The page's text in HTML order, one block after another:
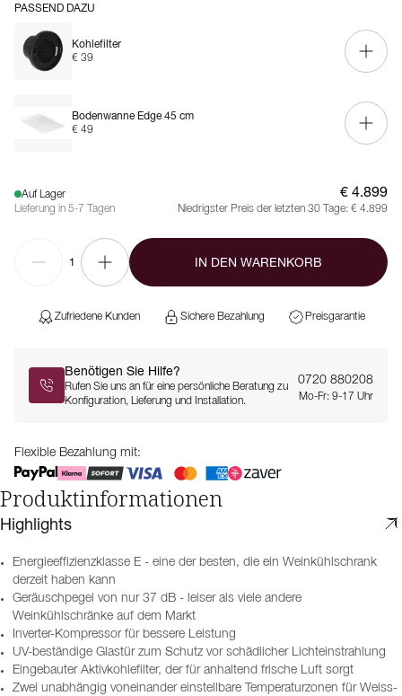
PASSEND DAZU
Kohlefilter
€ 39
Bodenwanne Edge 45 cm
€ 49
Auf Lager
Lieferung in 5-7 Tagen
€ 4.899
Niedrigster Preis der letzten 30 Tage: € 4.899
1 IN DEN WARENKORB
Zufriedene Kunden Sichere Bezahlung Preisgarantie
Benötigen Sie Hilfe?
Rufen Sie uns an für eine persönliche Beratung zu
Konfiguration, Lieferung und Installation.
0720 880208
Mo-Fr: 9-17 Uhr
Flexible Bezahlung mit:
Produktinformationen
Highlights
Energieeffizienzklasse E - eine der besten, die ein Weinkühlschrank
derzeit haben kann
Geräuschpegel von nur 37 dB - leiser als viele andere
Weinkühlschränke auf dem Markt
Inverter-Kompressor für bessere Leistung
UV-beständige Glastür zum Schutz vor schädlicher Lichteinstrahlung
Eingebauter Aktivkohlefilter, der für anhaltend frische Luft sorgt
Zwei unabhängig voneinander einstellbare Temperaturzonen für Weiss-